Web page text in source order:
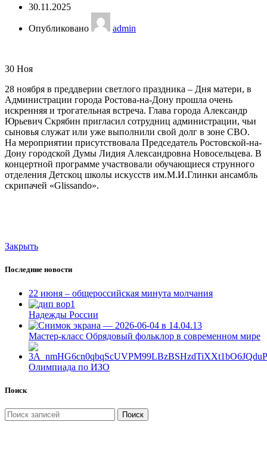
30.11.2025
Опубликовано admin
30 Ноя
28 ноября в преддверии светлого праздника – Дня матери, в
Администрации города Ростова-на-Дону прошла очень
искренняя и трогательная встреча. Глава города Александр
Юрьевич Скрябин пригласил сотрудниц администрации, чьи
сыновья служат или уже выполнили свой долг в зоне СВО.
На мероприятии присутствовала Председатель Ростовской-на-
Дону городской Думы Лидия Александровна Новосельцева. В
концертной программе участвовали обучающиеся струнного
отделения Детскоц школы искусств им.М.И.Глинки ансамбль
скрипачей «Glissando».
Закрыть
Последние новости
22 июня – общероссийская минута молчания
Надежды России
Мастер-класс Обрядовый фольклор в современном мире
Олимпиада по ИЗО
Поиск
Поиск